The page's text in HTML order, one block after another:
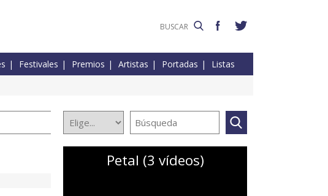
Festivales Premios Artistas Portadas Listas
Petal (3 vídeos)